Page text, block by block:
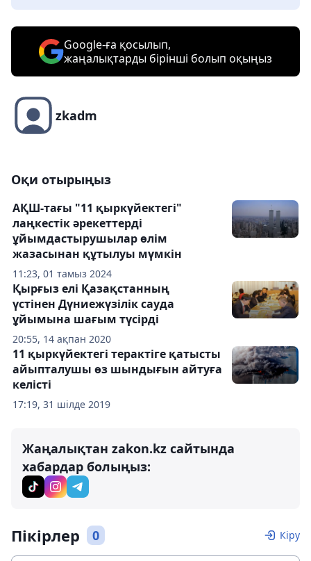
Google-ға қосылып,
жаңалықтарды бірінші болып оқыңыз
zkadm
Оқи отырыңыз
11:23, 01 тамыз 2024
АҚШ-тағы "11 қыркүйектегі"
лаңкестік әрекеттерді
ұйымдастырушылар өлім
жазасынан құтылуы мүмкін
20:55, 14 ақпан 2020
Қырғыз елі Қазақстанның
үстінен Дүниежүзілік сауда
ұйымына шағым түсірді
17:19, 31 шілде 2019
11 қыркүйектегі терактіге қатысты
айыпталушы өз шындығын айтуға
келісті
Жаңалықтан zakon.kz сайтында
хабардар болыңыз:
Пікірлер 0 Кіру